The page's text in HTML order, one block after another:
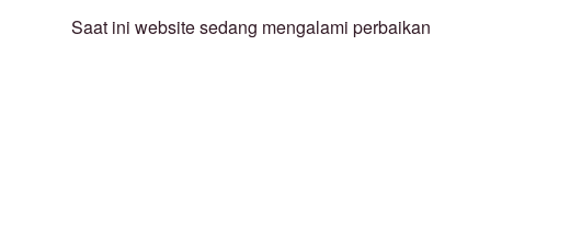
Saat ini website sedang mengalami perbaikan